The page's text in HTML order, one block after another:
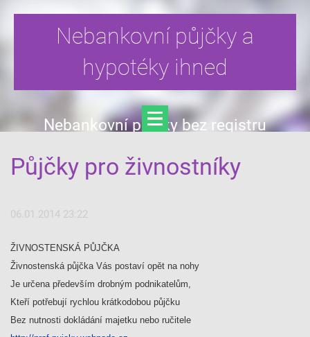
Nebankovní půjčky a
hypotéky ihned
Nebankovní půjčky bez registru
Půjčky pro živnostníky
06.01.2014 23:22
ŽIVNOSTENSKÁ PŮJČKA
Živnostenská půjčka Vás postaví opět na nohy
Je určena především drobným podnikatelům,
Kteří potřebují rychlou krátkodobou půjčku
Bez nutnosti dokládání majetku nebo ručitele